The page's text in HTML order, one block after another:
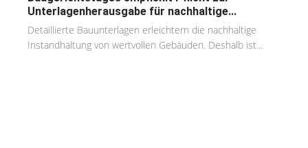
Unterlagenherausgabe für nachhaltige...
Detaillierte Bauunterlagen erleichtern die nachhaltige
Instandhaltung von wertvollen Gebäuden. Deshalb ist...